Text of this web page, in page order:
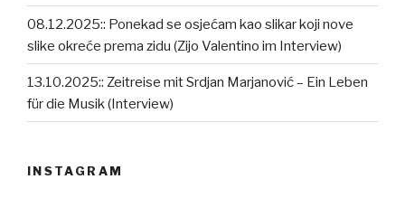
08.12.2025:: Ponekad se osjećam kao slikar koji nove
slike okreće prema zidu (Zijo Valentino im Interview)
13.10.2025:: Zeitreise mit Srdjan Marjanović – Ein Leben
für die Musik (Interview)
INSTAGRAM